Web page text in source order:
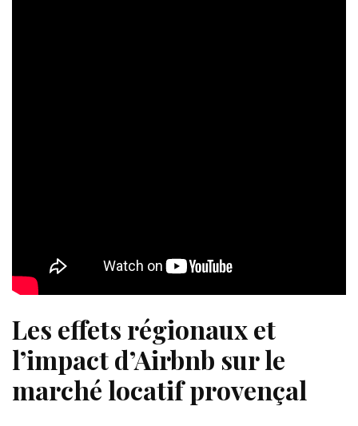
Les effets régionaux et
l’impact d’Airbnb sur le
marché locatif provençal